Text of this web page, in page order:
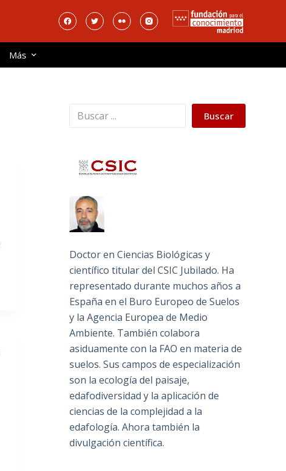
Más
Buscar Buscar
Doctor en Ciencias Biológicas y
científico titular del CSIC Jubilado. Ha
representado durante muchos años a
España en el Buro Europeo de Suelos
y la Agencia Europea de Medio
Ambiente. También colabora
asiduamente con la FAO en materia de
suelos. Sus campos de especialización
son la ecología del paisaje,
edafodiversidad y la aplicación de
ciencias de la complejidad a la
edafología. Ahora también la
divulgación científica.